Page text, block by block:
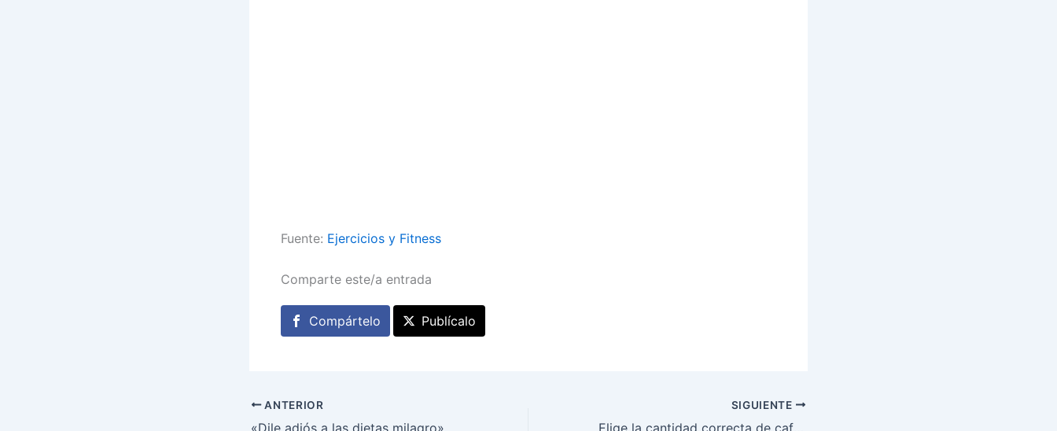
Fuente: Ejercicios y Fitness
Comparte este/a entrada
Compártelo Publícalo
ANTERIOR
«Dile adiós a las dietas milagro»
SIGUIENTE
Elige la cantidad correcta de cafeína y maximiza tu rendimiento